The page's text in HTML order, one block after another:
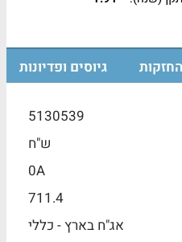
החזקות גיוסים ופדיונות
5130539
ש"ח
0A
711.4
אג"ח בארץ - כללי